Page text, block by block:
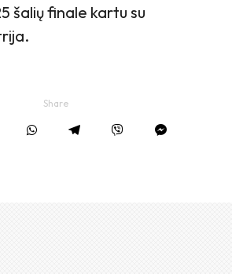
šalių finale kartu su
Share